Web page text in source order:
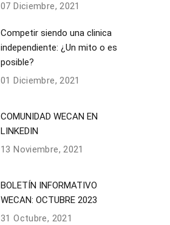
07 Diciembre, 2021
Competir siendo una clinica
independiente: ¿Un mito o es
posible?
01 Diciembre, 2021
COMUNIDAD WECAN EN
LINKEDIN
13 Noviembre, 2021
BOLETÍN INFORMATIVO
WECAN: OCTUBRE 2023
31 Octubre, 2021